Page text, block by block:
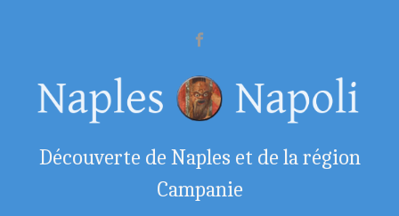
Découverte de Naples et de la région
Campanie